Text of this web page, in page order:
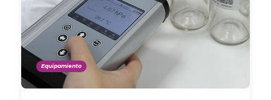
Equipamiento